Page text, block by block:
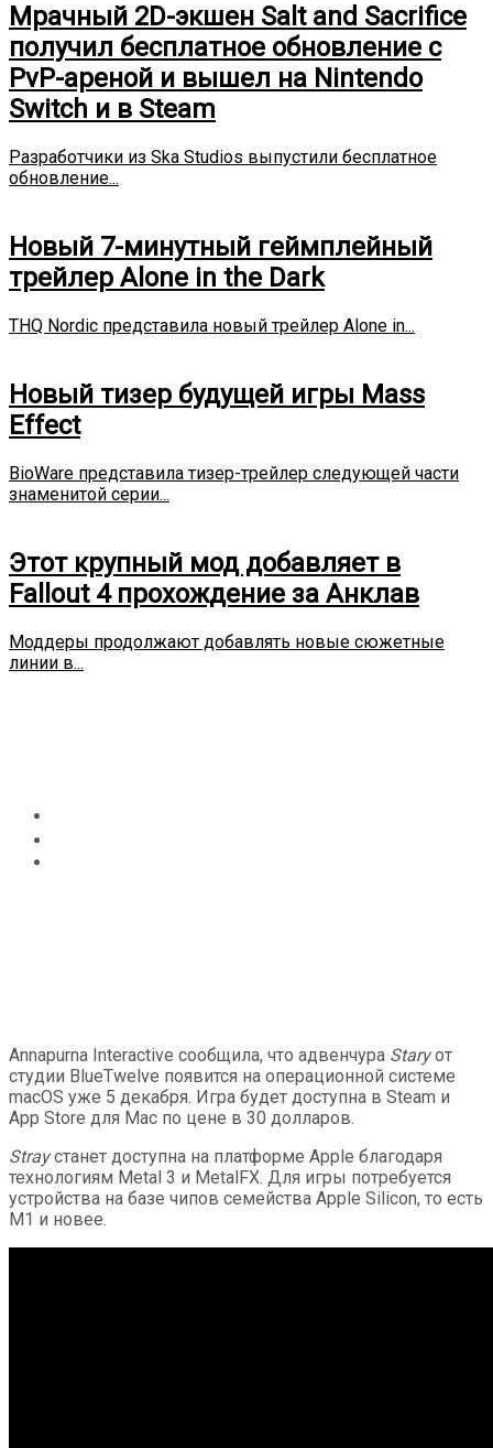
Мрачный 2D-экшен Salt and Sacrifice
получил бесплатное обновление с
PvP-ареной и вышел на Nintendo
Switch и в Steam
Разработчики из Ska Studios выпустили бесплатное
обновление...
Новый 7-минутный геймплейный
трейлер Alone in the Dark
THQ Nordic представила новый трейлер Alone in...
Новый тизер будущей игры Mass
Effect
BioWare представила тизер-трейлер следующей части
знаменитой серии...
Этот крупный мод добавляет в
Fallout 4 прохождение за Анклав
Моддеры продолжают добавлять новые сюжетные
линии в...
Annapurna Interactive сообщила, что адвенчура Staryот
студии BlueTwelve появится на операционной системе
macOS уже 5 декабря. Игра будет доступна в Steam и
App Store для Mac по цене в 30 долларов.
Strayстанет доступна на платформе Apple благодаря
технологиям Metal 3 и MetalFX. Для игры потребуется
устройства на базе чипов семейства Apple Silicon, то есть
M1 и новее.